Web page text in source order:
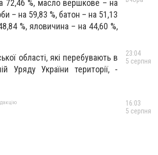
72,46 %, масло вершкове – на
– на 59,83 %, батон – на 51,13
%, яловичина – на 44,60 %,
області, які перебувають в
Уряду України території, -
23:04
5 серпня
16:03
5 серпня